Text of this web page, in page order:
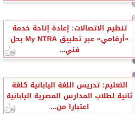
تنظيم الاتصالات: إعادة إتاحة خدمة
«أرقامي» عبر تطبيق My NTRA بحل
فني...
التعليم: تدريس اللغة اليابانية كلغة
ثانية لطلاب المدارس المصرية اليابانية
اعتبارا من...